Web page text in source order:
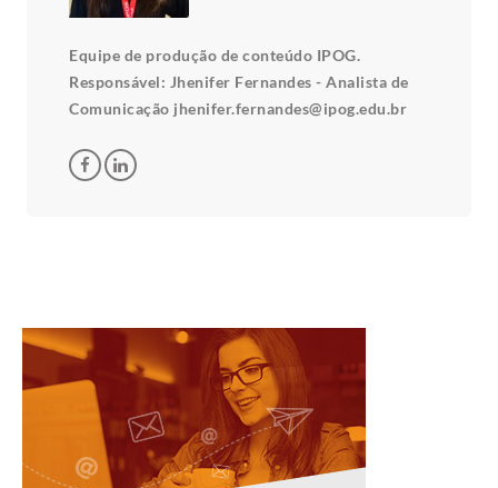
Equipe de produção de conteúdo IPOG.
Responsável: Jhenifer Fernandes - Analista de
Comunicação jhenifer.fernandes@ipog.edu.br